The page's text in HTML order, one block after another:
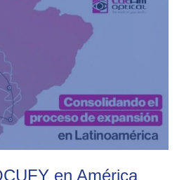
en América